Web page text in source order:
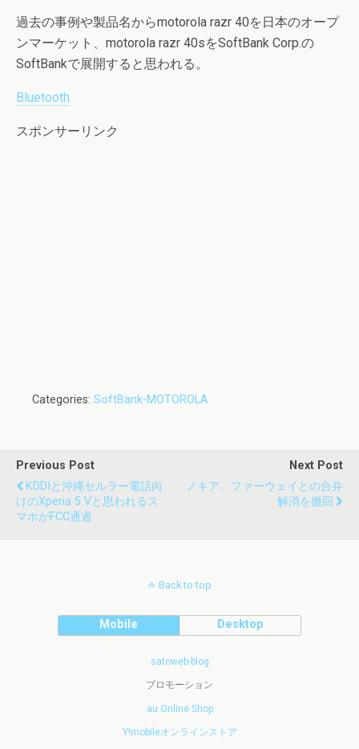
過去の事例や製品名からmotorola razr 40を日本のオープ
ンマーケット、motorola razr 40sをSoftBank Corp.の
SoftBankで展開すると思われる。
Bluetooth
スポンサーリンク
Categories: SoftBank-MOTOROLA
Previous Post
KDDIと沖縄セルラー電話向
けのXperia 5 Vと思われるス
マホがFCC通過
Next Post
ノキア、ファーウェイとの合弁
解消を撤回
Back to top
Mobile Desktop
satoweb-blog
プロモーション
au Online Shop
Y!mobileオンラインストア